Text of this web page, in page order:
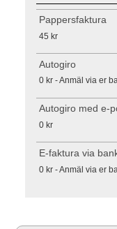
Pappersfaktura
45 kr
Autogiro
0 kr - Anmäl via er
Autogiro med e-
0 kr
E-faktura via
0 kr - Anmäl via er